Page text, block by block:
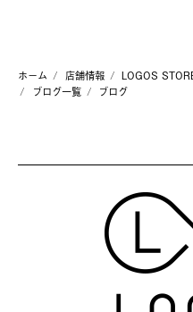
ホーム 店舗情報
LOGOS
ブログ一覧
ブログ